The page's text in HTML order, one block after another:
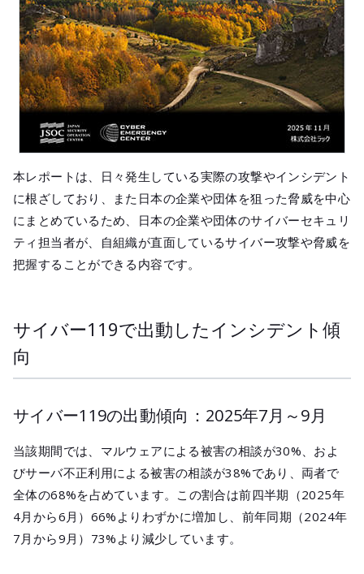
本レポートは、日々発生している実際の攻撃やインシデント
に根ざしており、また日本の企業や団体を狙った脅威を中心
にまとめているため、日本の企業や団体のサイバーセキュリ
ティ担当者が、自組織が直面しているサイバー攻撃や脅威を
把握することができる内容です。
サイバー119で出動したインシデント傾
向
サイバー119の出動傾向：2025年7月～9月
当該期間では、マルウェアによる被害の相談が30%、およ
びサーバ不正利用による被害の相談が38%であり、両者で
全体の68%を占めています。この割合は前四半期（2025年
4月から6月）66%よりわずかに増加し、前年同期（2024年
7月から9月）73%より減少しています。